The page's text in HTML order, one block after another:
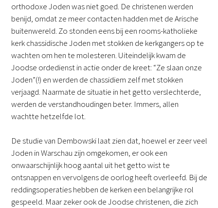
orthodoxe Joden was niet goed. De christenen werden
benijd, omdat ze meer contacten hadden met de Arische
buitenwereld. Zo stonden eens bij een rooms-katholieke
kerk chassidische Joden met stokken de kerkgangers op te
wachten om hen te molesteren. Uiteindelijk kwam de
Joodse ordedienst in actie onder de kreet: “Ze slaan onze
Joden”(!) en werden de chassidiem zelf met stokken
verjaagd. Naarmate de situatie in het getto verslechterde,
werden de verstandhoudingen beter. Immers, allen
wachtte hetzelfde lot.
De studie van Dembowski laat zien dat, hoewel er zeer veel
Joden in Warschau zijn omgekomen, er ook een
onwaarschijnlijk hoog aantal uit het getto wist te
ontsnappen en vervolgens de oorlog heeft overleefd. Bij de
reddingsoperaties hebben de kerken een belangrijke rol
gespeeld. Maar zeker ook de Joodse christenen, die zich